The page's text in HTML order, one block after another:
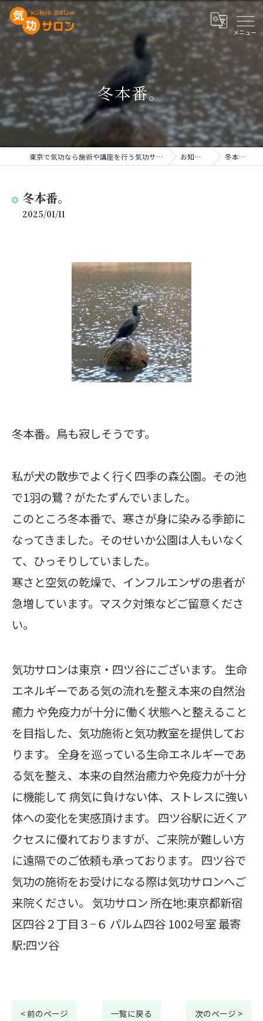
冬本番。
東京で気功なら施術や講座を行う気功サロン お知らせ 冬本番。
冬本番。
2025/01/11
冬本番。鳥も寂しそうです。
私が犬の散歩でよく行く四季の森公園。その池
で1羽の鷺？がたたずんでいました。
このところ冬本番で、寒さが身に染みる季節に
なってきました。そのせいか公園は人もいなく
て、ひっそりしていました。
寒さと空気の乾燥で、インフルエンザの患者が
急増しています。マスク対策などご留意くださ
い。
気功サロンは東京・四ツ谷にございます。 生命
エネルギーである気の流れを整え本来の自然治
癒力 や免疫力が十分に働く状態へと整えること
を目指した、気功施術と気功教室を提供してお
ります。 全身を巡っている生命エネルギーであ
る気を整え、本来の自然治癒力や免疫力が十分
に機能して 病気に負けない体、ストレスに強い
体への変化を実感頂けます。 四ツ谷駅に近くア
クセスに優れておりますが、ご来院が難しい方
に遠隔でのご依頼も承っております。 四ツ谷で
気功の施術をお受けになる際は気功サロンへご
来院ください。 気功サロン 所在地:東京都新宿
区四谷２丁目３−６ パルム四谷 1002号室 最寄
駅:四ツ谷
< 前のページ 一覧に戻る 次のページ >